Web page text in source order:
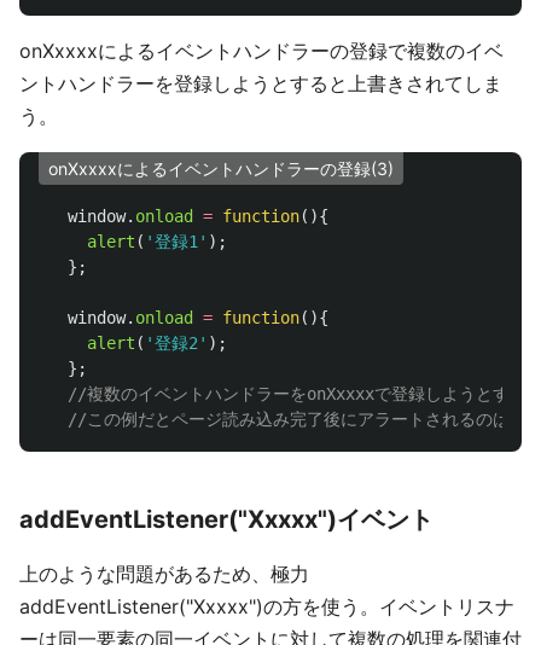
onXxxxxによるイベントハンドラーの登録で複数のイベ
ントハンドラーを登録しようとすると上書きされてしま
う。
onXxxxxによるイベントハンドラーの登録(3)
window. onload = function(){
alert ( '登録1 ' );
};
window. onload = function(){
alert ( '登録2 ' );
};
//複数のイベントハンドラーをonXxxxxで登録しようとする
//この例だとページ読み込み完了後にアラートされるのは'
addEventListener("Xxxxx")イベント
上のような問題があるため、極力
addEventListener("Xxxxx")の方を使う。イベントリスナ
ーは同一要素の同一イベントに対して複数の処理を関連付